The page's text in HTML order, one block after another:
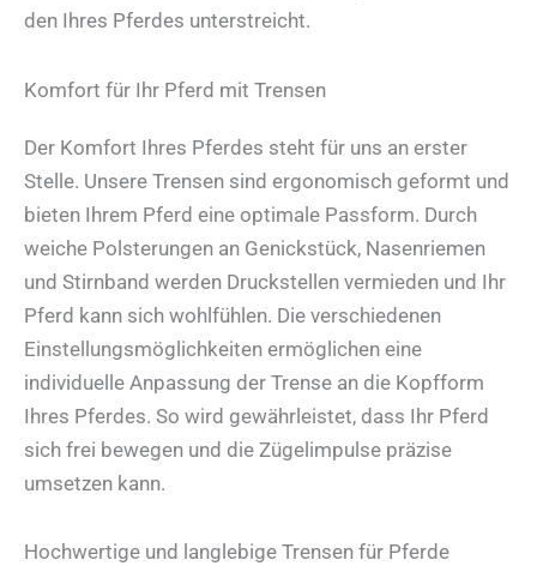
den Ihres Pferdes unterstreicht.
Komfort für Ihr Pferd mit Trensen
Der Komfort Ihres Pferdes steht für uns an erster
Stelle. Unsere Trensen sind ergonomisch geformt und
bieten Ihrem Pferd eine optimale Passform. Durch
weiche Polsterungen an Genickstück, Nasenriemen
und Stirnband werden Druckstellen vermieden und Ihr
Pferd kann sich wohlfühlen. Die verschiedenen
Einstellungsmöglichkeiten ermöglichen eine
individuelle Anpassung der Trense an die Kopfform
Ihres Pferdes. So wird gewährleistet, dass Ihr Pferd
sich frei bewegen und die Zügelimpulse präzise
umsetzen kann.
Hochwertige und langlebige Trensen für Pferde